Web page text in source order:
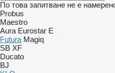
По това запитване не е
Probus
Maestro
Aura Eurostar E
Futura Magiq
SB XF
Ducato
BJ